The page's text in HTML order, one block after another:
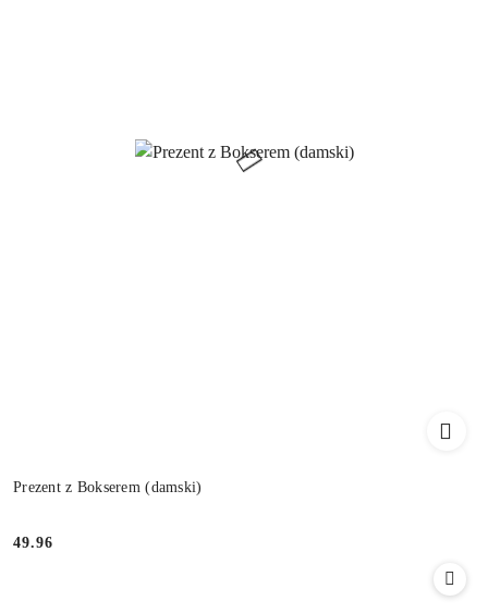
Prezent z Bokserem (damski)
Cena:
49.96